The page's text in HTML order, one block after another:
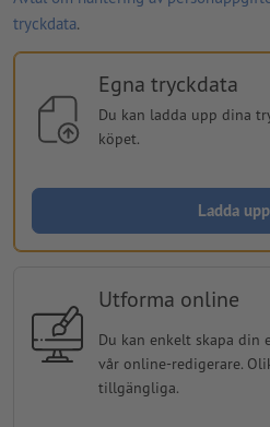
tryckdata.
Egna tryckdata
Du kan ladda upp dina
köpet.
Ladda
Utforma online
Du kan enkelt skapa din
vår online-redigerare.
tillgängliga.